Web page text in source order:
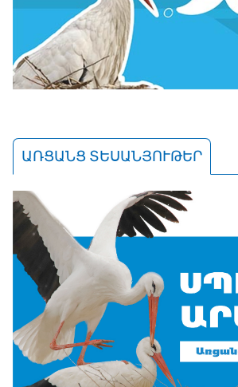
ԱՌՑԱՆՑ ՏԵՍԱՆՅՈՒԹԵՐ